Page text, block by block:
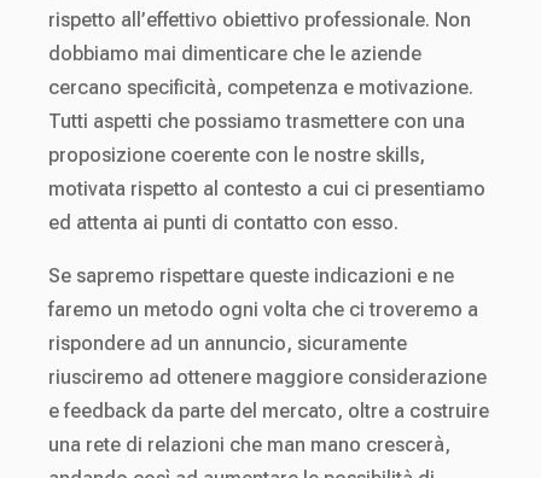
rispetto all’effettivo obiettivo professionale. Non
dobbiamo mai dimenticare che le aziende
cercano specificità, competenza e motivazione.
Tutti aspetti che possiamo trasmettere con una
proposizione coerente con le nostre skills,
motivata rispetto al contesto a cui ci presentiamo
ed attenta ai punti di contatto con esso.
Se sapremo rispettare queste indicazioni e ne
faremo un metodo ogni volta che ci troveremo a
rispondere ad un annuncio, sicuramente
riusciremo ad ottenere maggiore considerazione
e feedback da parte del mercato, oltre a costruire
una rete di relazioni che man mano crescerà,